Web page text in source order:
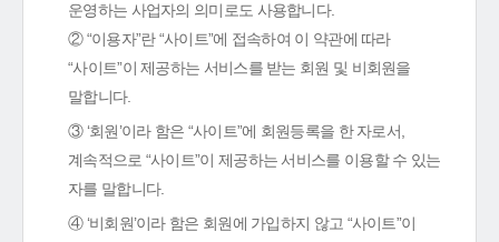
운영하는 사업자의 의미로도 사용합니다.
② “이용자”란 “사이트”에 접속하여 이 약관에 따라
“사이트”이 제공하는 서비스를 받는 회원 및 비회원을
말합니다.
③ ‘회원’이라 함은 “사이트”에 회원등록을 한 자로서,
계속적으로 “사이트”이 제공하는 서비스를 이용할 수 있는
자를 말합니다.
④ ‘비회원’이라 함은 회원에 가입하지 않고 “사이트”이